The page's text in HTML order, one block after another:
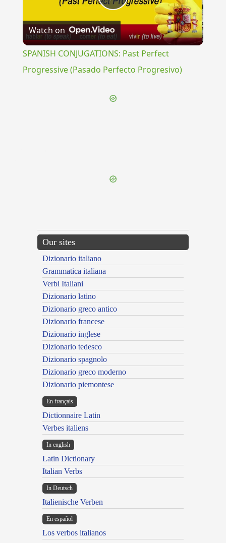
Play
Video
Watch on
SPANISH CONJUGATIONS: Past Perfect
Progressive (Pasado Perfecto Progresivo)
Our sites
Dizionario italiano
Grammatica italiana
Verbi Italiani
Dizionario latino
Dizionario greco antico
Dizionario francese
Dizionario inglese
Dizionario tedesco
Dizionario spagnolo
Dizionario greco moderno
Dizionario piemontese
En français
Dictionnaire Latin
Verbes italiens
In english
Latin Dictionary
Italian Verbs
In Deutsch
Italienische Verben
En español
Los verbos italianos